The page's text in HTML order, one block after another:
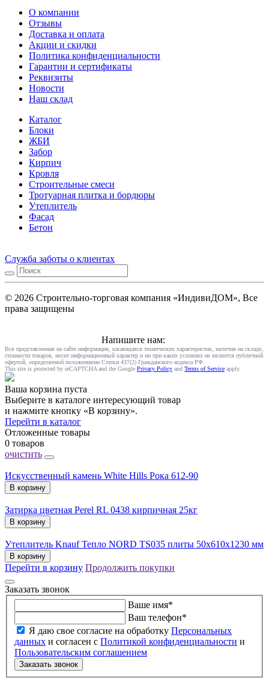
О компании
Отзывы
Доставка и оплата
Акции и скидки
Политика конфиденциальности
Гарантии и сертификаты
Реквизиты
Новости
Наш склад
Каталог
Блоки
ЖБИ
Забор
Кирпич
Кровля
Строительные смеси
Тротуарная плитка и бордюры
Утеплитель
Фасад
Бетон
Служба заботы о клиентах
© 2026 Строительно-торговая компания «ИндивиДОМ», Все
права защищены
Напишите нам:
Вся представленная на сайте информация, касающаяся технических характеристик, наличия на складе,
стоимости товаров, носит информационный характер и ни при каких условиях не является публичной
офертой, определяемой положениями Статьи 437(2) Гражданского кодекса РФ.
This site is protected by reCAPTCHA and the Google Privacy Policy and Terms of Service apply.
Ваша корзина пуста
Выберите в каталоге интересующий товар
и нажмите кнопку «В корзину».
Перейти в каталог
Отложенные товары
0 товаров
очистить
Искусственный камень White Hills Рока 612-90
В корзину
Затирка цветная Perel RL 0438 кирпичная 25кг
В корзину
Утеплитель Knauf Тепло NORD TS035 плиты 50х610х1230 мм
В корзину
Перейти в корзину Продолжить покупки
Заказать звонок
Ваше имя*
Ваш телефон*
Я даю свое согласие на обработку Персональных
данных и согласен с Политикой конфиденциальности и
Пользовательским соглашением
Заказать звонок